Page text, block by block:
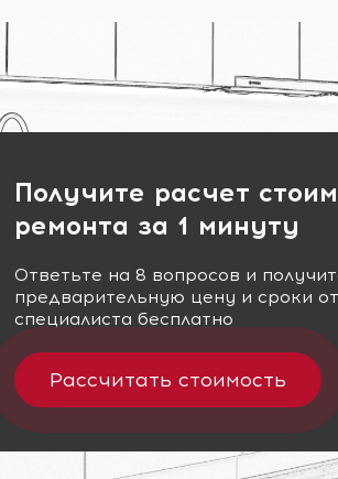
Получите расчет
ремонта за 1 минуту
Ответьте на 8 вопросов и
предварительную цену и сроки
специалиста бесплатно
Рассчитать стоимость